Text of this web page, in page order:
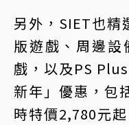
另外，SIET也
版遊戲、周邊設
戲，以及PS
新年」優惠，包
時特價2,780元